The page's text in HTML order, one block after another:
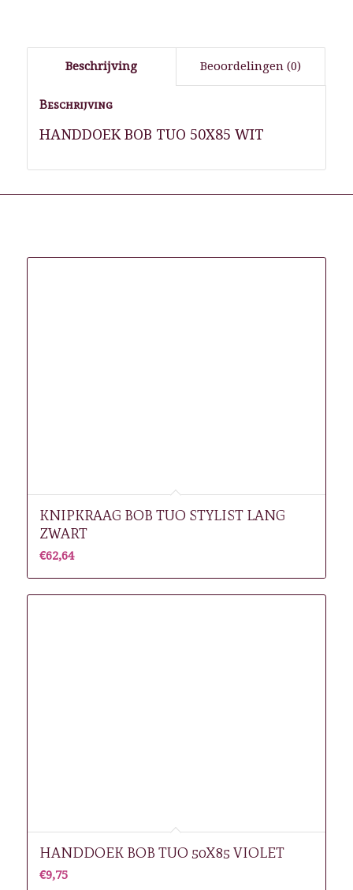
Beschrijving Beoordelingen (0)
Beschrijving
HANDDOEK BOB TUO 50X85 WIT
KNIPKRAAG BOB TUO STYLIST LANG
ZWART
€62,64
HANDDOEK BOB TUO 50X85 VIOLET
€9,75